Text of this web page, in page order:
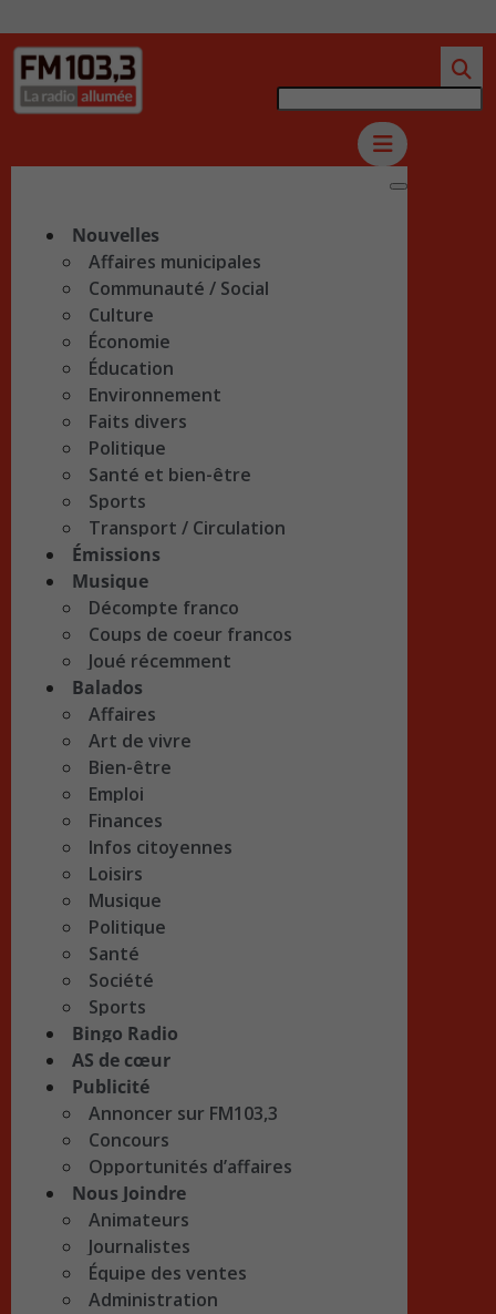
Nouvelles
Affaires municipales
Communauté / Social
Culture
Économie
Éducation
Environnement
Faits divers
Politique
Santé et bien-être
Sports
Transport / Circulation
Émissions
Musique
Décompte franco
Coups de coeur francos
Joué récemment
Balados
Affaires
Art de vivre
Bien-être
Emploi
Finances
Infos citoyennes
Loisirs
Musique
Politique
Santé
Société
Sports
Bingo Radio
AS de cœur
Publicité
Annoncer sur FM103,3
Concours
Opportunités d’affaires
Nous Joindre
Animateurs
Journalistes
Équipe des ventes
Administration